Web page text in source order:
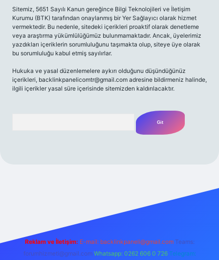
Sitemiz, 5651 Sayılı Kanun gereğince Bilgi Teknolojileri ve İletişim
Kurumu (BTK) tarafından onaylanmış bir Yer Sağlayıcı olarak hizmet
vermektedir. Bu nedenle, sitedeki içerikleri proaktif olarak denetleme
veya araştırma yükümlülüğümüz bulunmamaktadır. Ancak, üyelerimiz
yazdıkları içeriklerin sorumluluğunu taşımakta olup, siteye üye olarak
bu sorumluluğu kabul etmiş sayılırlar.
Hukuka ve yasal düzenlemelere aykırı olduğunu düşündüğünüz
içerikleri, backlinkpanelicomtr@gmail.com adresine bildirmeniz halinde,
ilgili içerikler yasal süre içerisinde sitemizden kaldırılacaktır.
Reklam ve İletişim: E-mail: backlinkpaneli@gmail.com Teams:
forumhizmeti@gmail.com Whatsapp: 0262 606 0 726 Telegram: